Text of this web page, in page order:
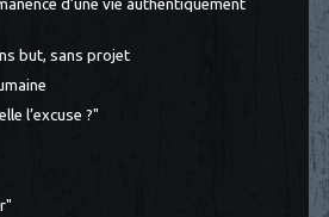
d’une vie authentiquement
but, sans projet
l’excuse ?"